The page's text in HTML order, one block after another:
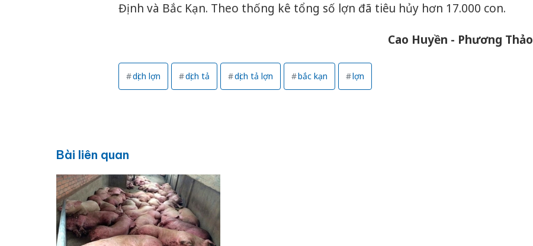
Định và Bắc Kạn. Theo thống kê tổng số lợn đã tiêu hủy hơn 17.000 con.
Cao Huyền - Phương Thảo
dịch lợn dịch tả dịch tả lợn bắc kạn lợn
Bài liên quan